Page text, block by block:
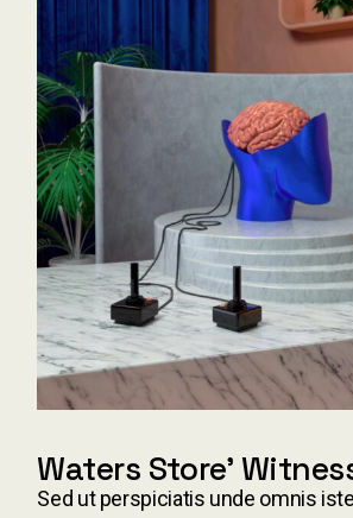
Waters Store'
Sed ut perspiciatis unde omnis